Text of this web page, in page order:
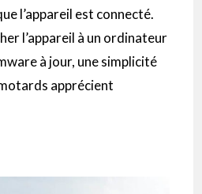
l’appareil est connecté.
l’appareil à un ordinateur
à jour, une simplicité
apprécient